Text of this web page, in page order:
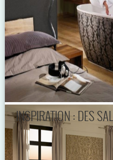
INSPIRATION : DES